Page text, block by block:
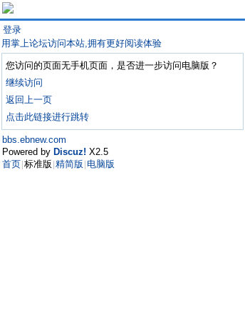
登录
用掌上论坛访问本站,拥有更好阅读体验
您访问的页面无手机页面，是否进一步访问电脑版？
继续访问
返回上一页
点击此链接进行跳转
bbs.ebnew.com
Powered by Discuz! X2.5
首页 标准版 精简版 电脑版